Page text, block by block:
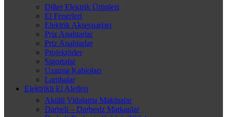
Diğer Elektrik Ürünleri
El Fenerleri
Elektrik Aksesuarları
Priz Anahtarlar
Priz Anahtarlar
Projektörler
Sigortalar
Uzatma Kabloları
Lambalar
Elektrikli El Aletleri
Akülü Vidalama Makinalar
Darbeli – Darbesiz Matkaplar